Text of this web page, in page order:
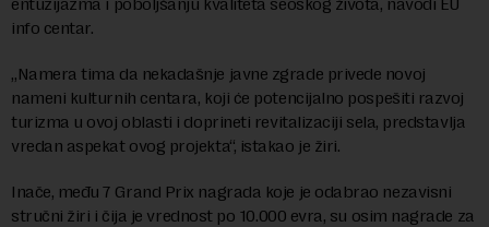
info centar.
„Namera tima da nekadašnje javne zgrade privede novoj
nameni kulturnih centara, koji će potencijalno pospešiti razvoj
turizma u ovoj oblasti i doprineti revitalizaciji sela, predstavlja
vredan aspekat ovog projekta“, istakao je žiri.
Inače, među 7 Grand Prix nagrada koje je odabrao nezavisni
stručni žiri i čija je vrednost po 10.000 evra, su osim nagrade za